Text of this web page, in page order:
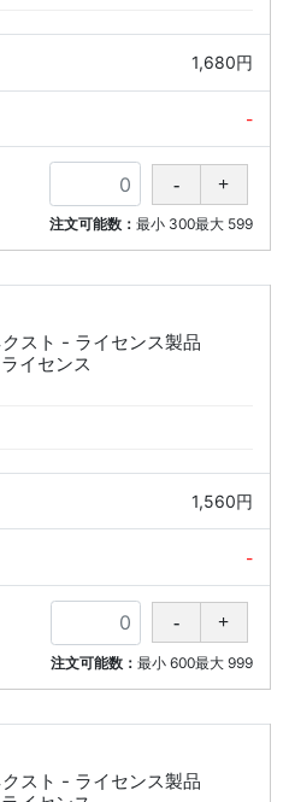
1,680円
-
注文可能数： 最小 300最大 599
スト - ライセンス製品
イセンス
1,560円
-
注文可能数： 最小 600最大 999
スト - ライセンス製品